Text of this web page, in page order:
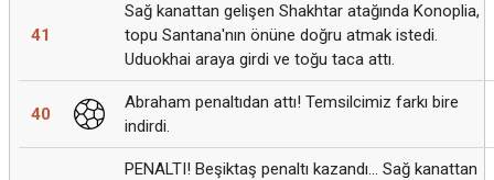
41
Sağ kanattan gelişen Shakhtar atağında Konoplia,
topu Santana'nın önüne doğru atmak istedi.
Uduokhai araya girdi ve toğu taca attı.
40
Abraham penaltıdan attı! Temsilcimiz farkı bire
indirdi.
PENALTI! Beşiktaş penaltı kazandı... Sağ kanattan